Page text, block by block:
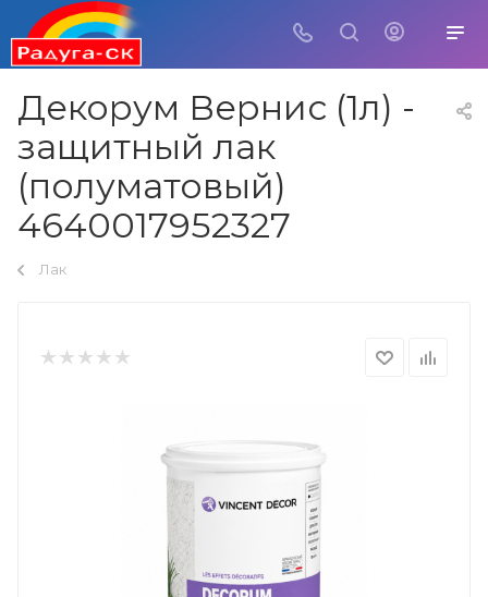
Декорум Вернис (1л) -
защитный лак
(полуматовый)
4640017952327
Лак